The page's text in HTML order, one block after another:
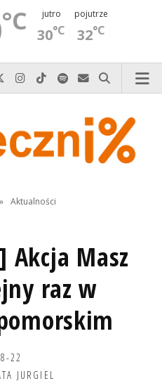
°C jutro
30°C
pojutrze
32°C
po prostu do nas zadzwoń
nas na Facebook-u
Odwiedź nas na X
Odwiedź nas na Instagram-ie
Odwiedź nas na TikTok-u
Szukaj nas na Spotify
Wyślij do nas
Szukaj
» Aktualności
Akcja Masz
raz w
22
JURGIEL